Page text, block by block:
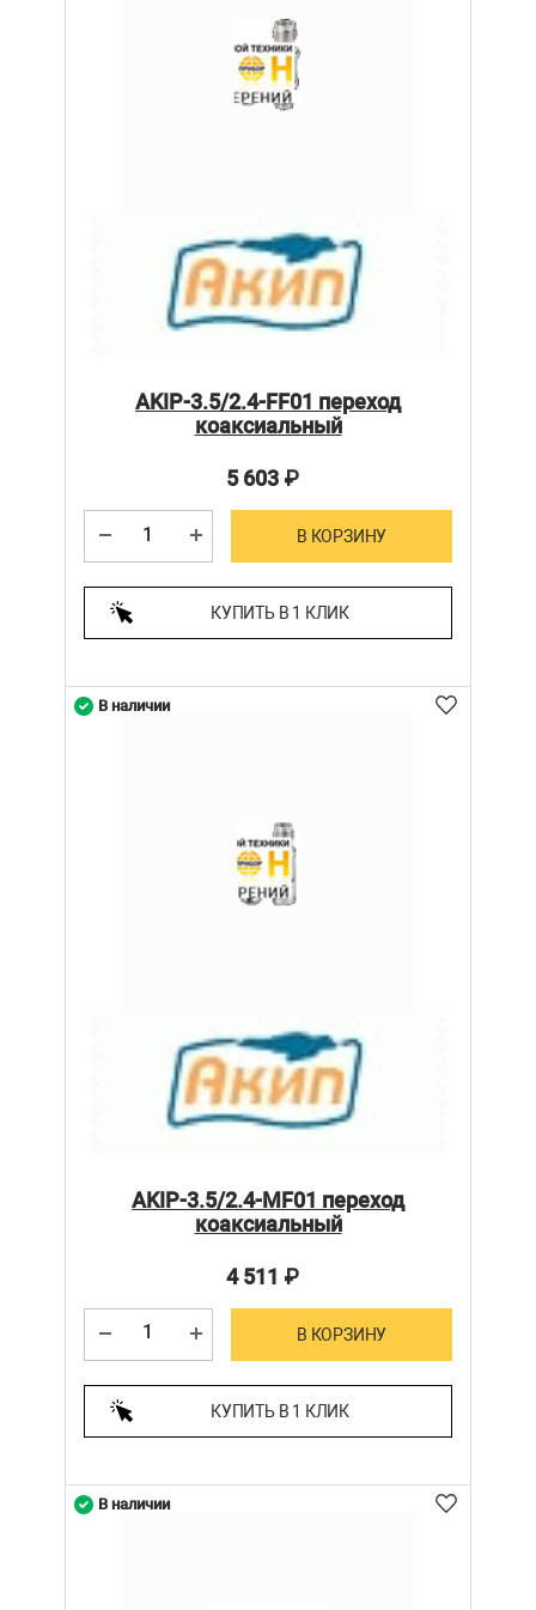
AKIP-3.5/2.4-FF01 переход
коаксиальный
5 603₽
В КОРЗИНУ
КУПИТЬ В 1 КЛИК
AKIP-3.5/2.4-MF01 переход
коаксиальный
4 511 ₽
В КОРЗИНУ
КУПИТЬ В 1 КЛИК
В наличии
В наличии